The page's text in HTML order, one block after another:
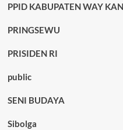
PPID KABUPATEN WAY
PRINGSEWU
PRISIDEN RI
public
SENI BUDAYA
Sibolga